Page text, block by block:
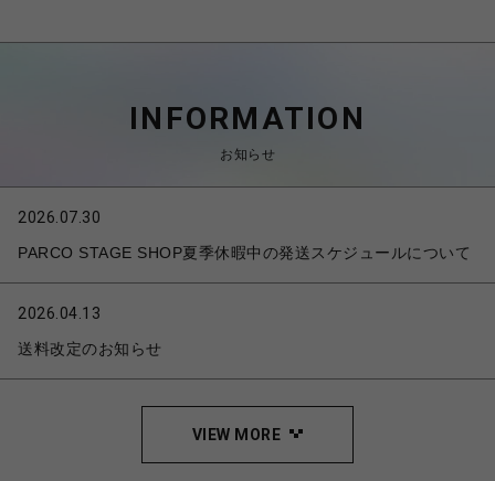
INFORMATION
お知らせ
2026.07.30
PARCO STAGE SHOP夏季休暇中の発送スケジュールについて
2026.04.13
送料改定のお知らせ
VIEW MORE